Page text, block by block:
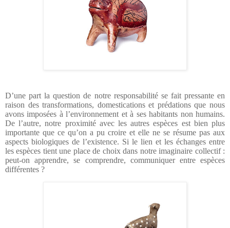
D’une part la question de notre responsabilité se fait pressante en
raison des transformations, domestications et prédations que nous
avons imposées à l’environnement et à ses habitants non humains.
De l’autre, notre proximité avec les autres espèces est bien plus
importante que ce qu’on a pu croire et elle ne se résume pas aux
aspects biologiques de l’existence. Si le lien et les échanges entre
les espèces tient une place de choix dans notre imaginaire collectif :
peut-on apprendre, se comprendre, communiquer entre espèces
différentes ?